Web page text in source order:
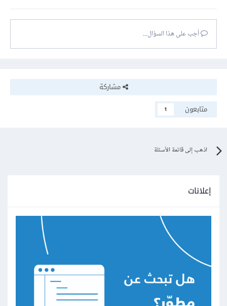
أجب على هذا السؤال...
مشاركة
متابعون
1
اذهب إلى قائمة الأسئلة
إعلانات